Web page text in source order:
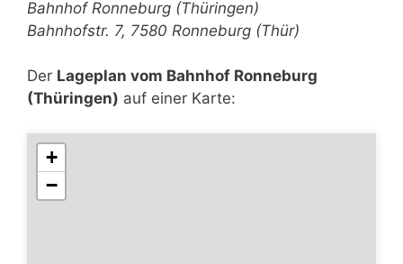
Bahnhof Ronneburg (Thüringen)
Bahnhofstr. 7, 7580 Ronneburg (Thür)
Der Lageplan vom Bahnhof Ronneburg
(Thüringen) auf einer Karte:
+
−